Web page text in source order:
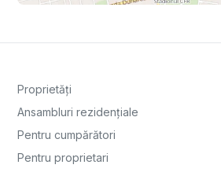
Proprietăți
Ansambluri rezidențiale
Pentru cumpărători
Pentru proprietari